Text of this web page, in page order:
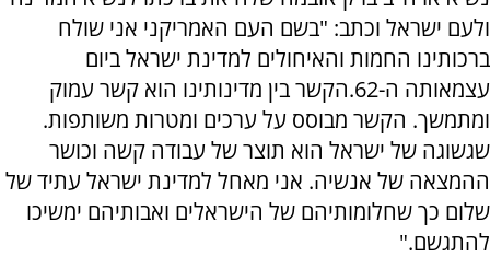
ולעם ישראל וכתב: "בשם העם האמריקני אני שולח
ברכותינו החמות והאיחולים למדינת ישראל ביום
עצמאותה ה-62.הקשר בין מדינותינו הוא קשר עמוק
ומתמשך. הקשר מבוסס על ערכים ומטרות משותפות.
שגשוגה של ישראל הוא תוצר של עבודה קשה וכושר
ההמצאה של אנשיה. אני מאחל למדינת ישראל עתיד של
שלום כך שחלומותיהם של הישראלים ואבותיהם ימשיכו
להתגשם."